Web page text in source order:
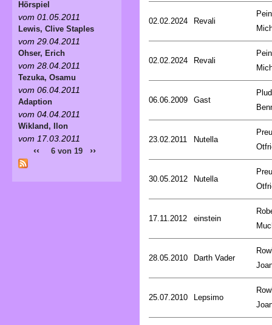
02.02.2024 Revali
02.02.2024 Revali
06.06.2009 Gast
23.02.2011 Nutella
30.05.2012 Nutella
17.11.2012 einstein
28.05.2010 Darth Vader
25.07.2010 Lepsimo
Hörspiel
vom 01.05.2011
Lewis, Clive Staples
vom 29.04.2011
Ohser, Erich
vom 28.04.2011
Tezuka, Osamu
vom 06.04.2011
Adaption
vom 04.04.2011
Wikland, Ilon
vom 17.03.2011
‹‹ 6 von 19 ››